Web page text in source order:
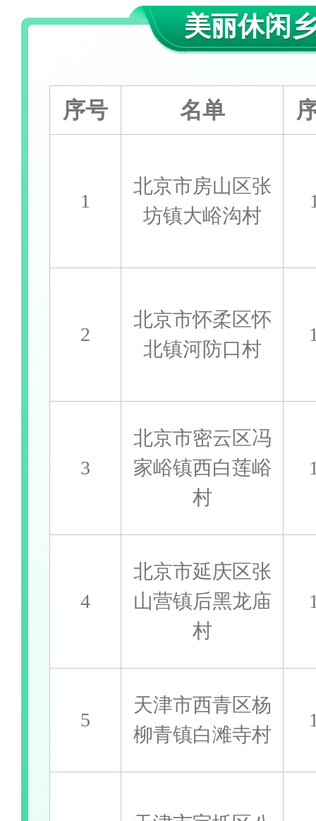
美丽休闲
序号 名单
1
北京市房山区张
坊镇大峪沟村
2
北京市怀柔区怀
北镇河防口村
3
北京市密云区冯
家峪镇西白莲峪
村
4
北京市延庆区张
山营镇后黑龙庙
村
5
天津市西青区杨
柳青镇白滩寺村